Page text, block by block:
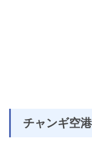
チャンギ空